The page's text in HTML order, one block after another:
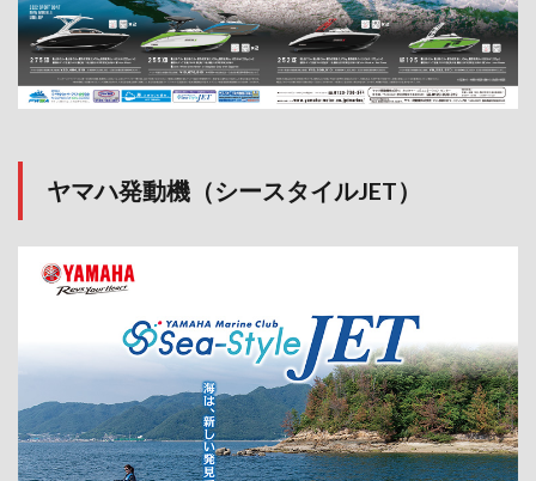
ヤマハ発動機（シースタイルJET）